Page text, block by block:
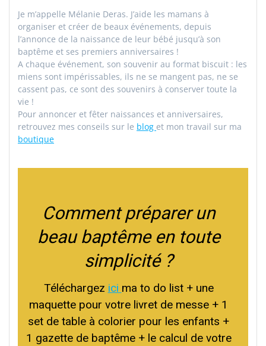
Je m’appelle Mélanie Deras. J’aide les mamans à
organiser et créer de beaux événements, depuis
l’annonce de la naissance de leur bébé jusqu’à son
baptême et ses premiers anniversaires !
A chaque événement, son souvenir au format biscuit : les
miens sont impérissables, ils ne se mangent pas, ne se
cassent pas, ce sont des souvenirs à conserver toute la
vie !
Pour annoncer et fêter naissances et anniversaires,
retrouvez mes conseils sur le blog et mon travail sur ma
boutique
Comment préparer un
beau baptême en toute
simplicité ?
Téléchargez ici ma to do list + une
maquette pour votre livret de messe + 1
set de table à colorier pour les enfants +
1 gazette de baptême + le calcul de votre